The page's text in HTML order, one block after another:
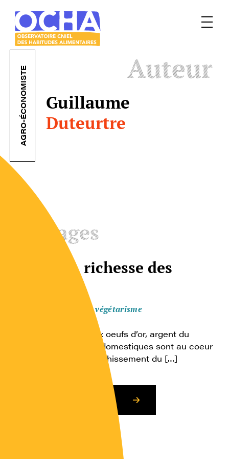
Menu
Le
Ocha
Auteur
AGRO-ÉCONOMISTE
Guillaume
Duteurtre
Ouvrages
L’élevage, richesse des
Animal, végétal, végétarisme
Vache à lait, poule aux oeufs d’or, argent du
beurre… Les animaux domestiques sont au coeur
des dynamiques d’enrichissement du […]